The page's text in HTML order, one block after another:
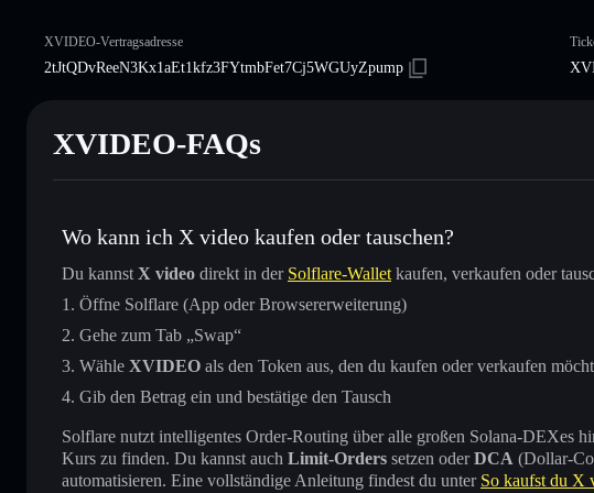
XVIDEO-Vertragsadresse
2tJtQDvReeN3Kx1aEt1kfz3FYtmbFet7Cj5WGUyZpump
XVIDEO-FAQs
Wo kann ich X video kaufen oder tauschen?
Du kannst X video direkt in der Solflare-Wallet kaufen, verkaufen oder
Öffne Solflare (App oder Browsererweiterung)
Gehe zum Tab „Swap“
Wähle XVIDEO als den Token aus, den du kaufen oder verkaufen
Gib den Betrag ein und bestätige den Tausch
Solflare nutzt intelligentes Order-Routing über alle großen Solana-DEXes
Kurs zu finden. Du kannst auch Limit-Orders setzen oderDCA (Dollar-
automatisieren. Eine vollständige Anleitung findest du unter So kaufst du X